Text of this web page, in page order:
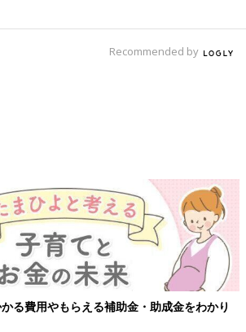
Recommended by
る費用やもらえる補助金・助成金をわかり